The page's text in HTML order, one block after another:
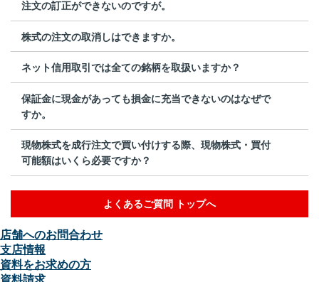
注文の訂正ができないのですが。
株式の注文の取消しはできますか。
ネット信用取引では全ての銘柄を取扱いますか？
保証金に現金があっても損金に充当できないのはなぜで
すか。
現物株式を成行注文で買い付けする際、現物株式・買付
可能額はいくら必要ですか？
よくあるご質問 トップへ
店舗へのお問合わせ
支店情報
資料をお求めの方